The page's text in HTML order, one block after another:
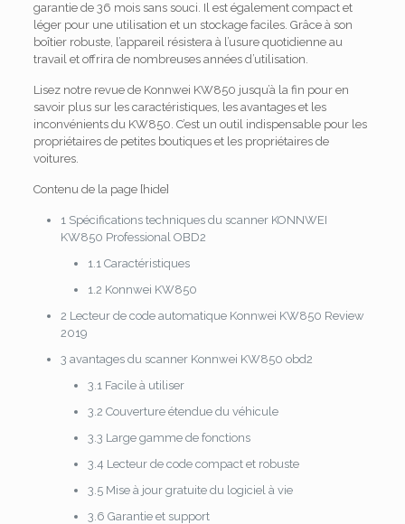
garantie de 36 mois sans souci. Il est également compact et
léger pour une utilisation et un stockage faciles. Grâce à son
boîtier robuste, l’appareil résistera à l’usure quotidienne au
travail et offrira de nombreuses années d’utilisation.
Lisez notre revue de Konnwei KW850 jusqu’à la fin pour en
savoir plus sur les caractéristiques, les avantages et les
inconvénients du KW850. C’est un outil indispensable pour les
propriétaires de petites boutiques et les propriétaires de
voitures.
Contenu de la page [hide]
1Spécifications techniques du scanner KONNWEI
KW850 Professional OBD2
1.1Caractéristiques
1.2 Konnwei KW850
2 Lecteur de code automatique Konnwei KW850 Review
2019
3 avantages du scanner Konnwei KW850 obd2
3.1Facile à utiliser
3.2 Couverture étendue du véhicule
3.3 Large gamme de fonctions
3.4 Lecteur de code compact et robuste
3.5Mise à jour gratuite du logiciel à vie
3.6 Garantie et support